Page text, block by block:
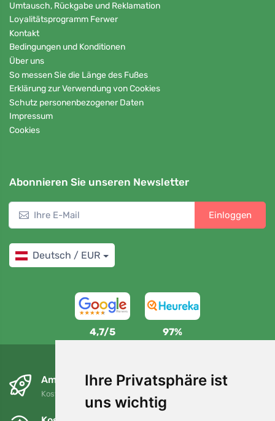
Ihre Privatsphäre ist
uns wichtig
Umtausch, Rückgabe und Reklamation
Loyalitätsprogramm Ferwer
Kontakt
Bedingungen und Konditionen
Über uns
So messen Sie die Länge des Fußes
Erklärung zur Verwendung von Cookies
Schutz personenbezogener Daten
Impressum
Cookies
Abonnieren Sie unseren Newsletter
Einloggen
Deutsch / EUR
4,7/5 97%
Am nächsten Tag und kostenlos
Kostenloser Versand für Bestellungen über 80 EUR